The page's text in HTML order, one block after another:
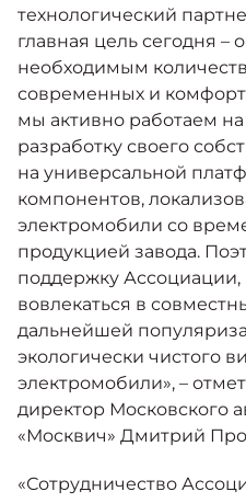
технологический
главная цель сегодня –
необходимым
современных и
мы активно работаем
разработку своего
на универсальной
компонентов,
электромобили со
продукцией завода.
поддержку
вовлекаться в
дальнейшей
экологически чистого
электромобили», –
директор Московского
«Москвич» Дмитрий
«Сотрудничество